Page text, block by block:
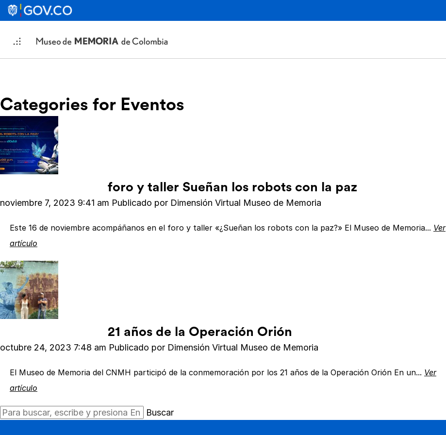
Categories for Eventos
foro y taller Sueñan los robots con la paz
noviembre 7, 2023 9:41 am Publicado por Dimensión Virtual Museo de Memoria
Este 16 de noviembre acompáñanos en el foro y taller «¿Sueñan los robots con la paz?» El Museo de Memoria... Ver
artículo
21 años de la Operación Orión
octubre 24, 2023 7:48 am Publicado por Dimensión Virtual Museo de Memoria
El Museo de Memoria del CNMH participó de la conmemoración por los 21 años de la Operación Orión En un... Ver
artículo
Buscar